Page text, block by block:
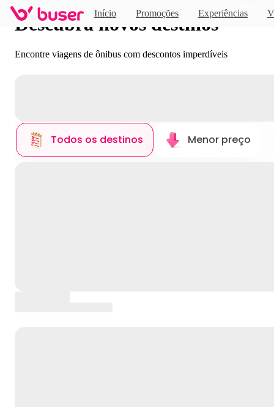
Início Promoções Experiências
Descubra novos destinos
Encontre viagens de ônibus com descontos imperdíveis
Todos os destinos Menor preço